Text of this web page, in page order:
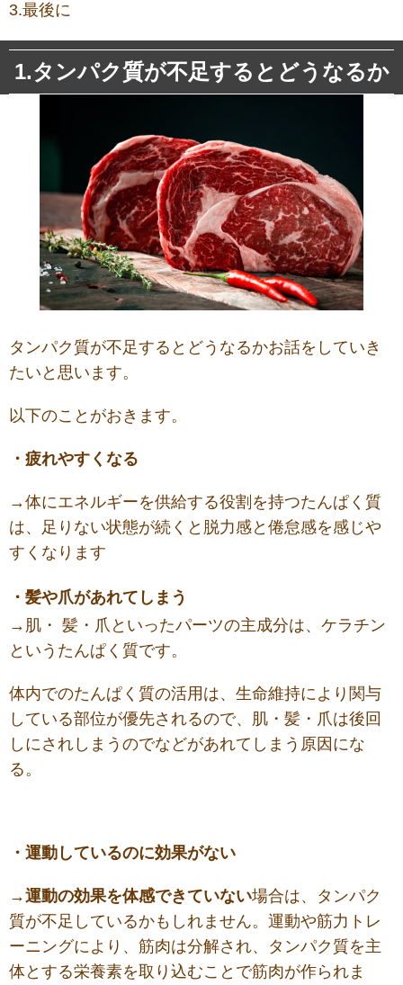
3.最後に
1.タンパク質が不足するとどうなるか
タンパク質が不足するとどうなるかお話をしていき
たいと思います。
以下のことがおきます。
・疲れやすくなる
→体にエネルギーを供給する役割を持つたんぱく質
は、足りない状態が続くと脱力感と倦怠感を感じや
すくなります
・髪や爪があれてしまう
→肌・ 髪・爪といったパーツの主成分は、ケラチン
というたんぱく質です。
体内でのたんぱく質の活用は、生命維持により関与
している部位が優先されるので、肌・髪・爪は後回
しにされしまうのでなどがあれてしまう原因にな
る。
・運動しているのに効果がない
→運動の効果を体感できていない場合は、タンパク
質が不足しているかもしれません。運動や筋力トレ
ーニングにより、筋肉は分解され、タンパク質を主
体とする栄養素を取り込むことで筋肉が作られま